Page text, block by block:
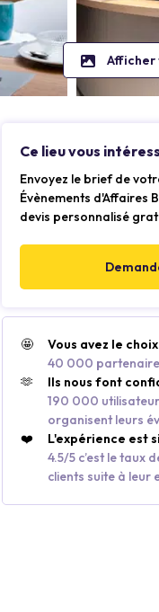
Afficher
Ce lieu vous
Envoyez le brief de
Évènements d'Affaires
devis personnalisé
🤩
Vous avez le choix
40 000
🫶
Ils nous font
190 000
organisent leurs
❤️
L'expérience est
4.5/5 c’est le taux
clients suite à leur